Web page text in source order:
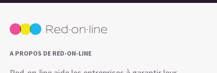
A PROPOS DE RED-ON-LINE